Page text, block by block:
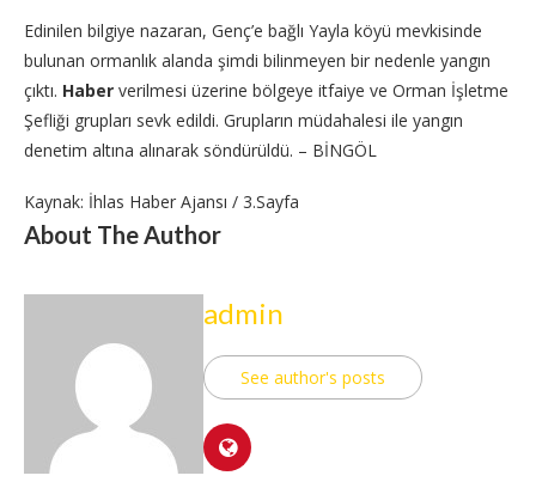
Edinilen bilgiye nazaran, Genç’e bağlı Yayla köyü mevkisinde
bulunan ormanlık alanda şimdi bilinmeyen bir nedenle yangın
çıktı. Haber verilmesi üzerine bölgeye itfaiye ve Orman İşletme
Şefliği grupları sevk edildi. Grupların müdahalesi ile yangın
denetim altına alınarak söndürüldü. – BİNGÖL
Kaynak: İhlas Haber Ajansı / 3.Sayfa
About The Author
admin
See author's posts